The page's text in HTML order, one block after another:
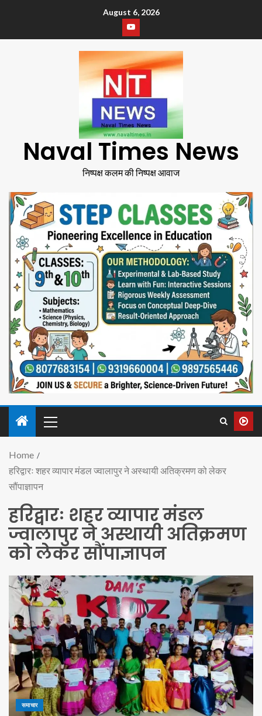
August 6, 2026
Naval Times News
निष्पक्ष कलम की निष्पक्ष आवाज
Home
हरिद्वारः शहर व्यापार मंडल ज्वालापुर ने अस्थायी अतिक्रमण को लेकर
सौंपाज्ञापन
हरिद्वारः शहर व्यापार मंडल
ज्वालापुर ने अस्थायी अतिक्रमण
को लेकर सौंपाज्ञापन
समाचार